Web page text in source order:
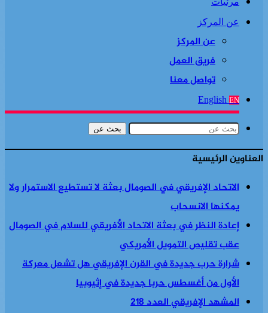
عن المركز
عن المركز
فريق العمل
تواصل معنا
English EN
بحث عن
العناوين الرئيسية
الاتحاد الإفريقي في الصومال بعثة لا تستطيع الاستمرار ولا
يمكنها الانسحاب
إعادة النظر في بعثة الاتحاد الأفريقي للسلام في الصومال
عقب تقليص التمويل الأمريكي
شرارة حرب جديدة في القرن الإفريقي هل تشعل معركة
الأول من أغسطس حربا جديدة في إثيوبيا
المشهد الإفريقي العدد 218